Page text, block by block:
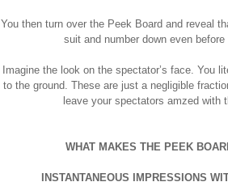
You then turn over the Peek Board and reveal
suit and number down even
Imagine the look on the spectator’s face. You
to the ground. These are just a negligible
leave your spectators amzed with
WHAT MAKES THE PEEK
INSTANTANEOUS IMPRESSIONS